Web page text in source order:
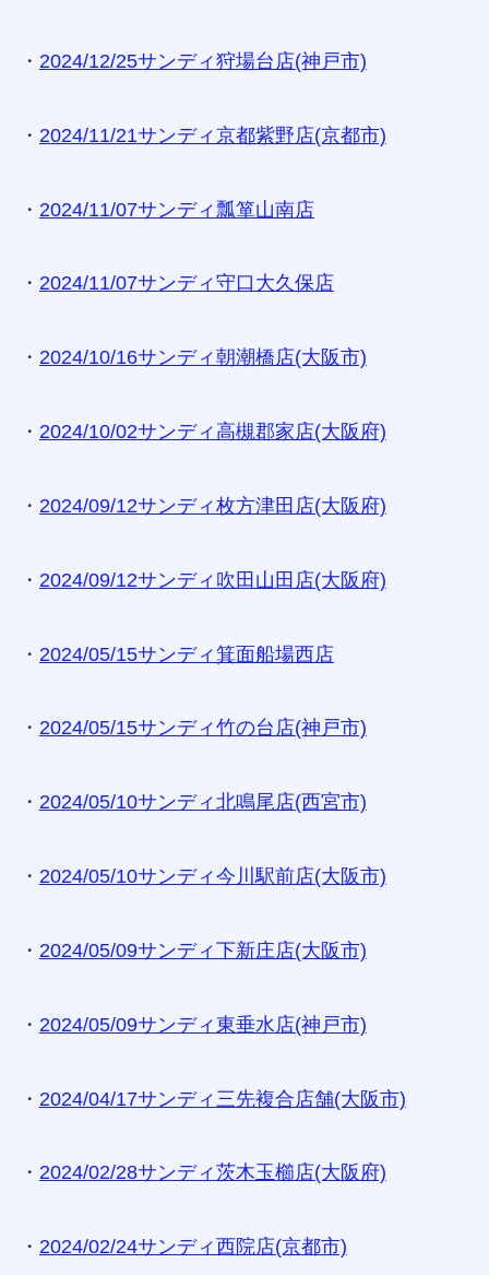
・ 2024/12/25サンディ狩場台店(神戸市)
・ 2024/11/21サンディ京都紫野店(京都市)
・ 2024/11/07サンディ瓢箪山南店
・ 2024/11/07サンディ守口大久保店
・ 2024/10/16サンディ朝潮橋店(大阪市)
・ 2024/10/02サンディ高槻郡家店(大阪府)
・ 2024/09/12サンディ枚方津田店(大阪府)
・ 2024/09/12サンディ吹田山田店(大阪府)
・ 2024/05/15サンディ箕面船場西店
・ 2024/05/15サンディ竹の台店(神戸市)
・ 2024/05/10サンディ北鳴尾店(西宮市)
・ 2024/05/10サンディ今川駅前店(大阪市)
・ 2024/05/09サンディ下新庄店(大阪市)
・ 2024/05/09サンディ東垂水店(神戸市)
・ 2024/04/17サンディ三先複合店舗(大阪市)
・ 2024/02/28サンディ茨木玉櫛店(大阪府)
・ 2024/02/24サンディ西院店(京都市)